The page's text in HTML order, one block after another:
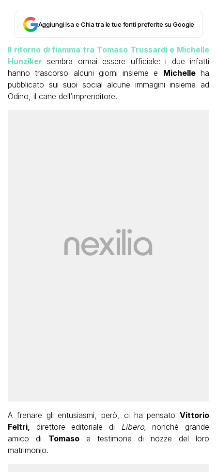
Aggiungi Isa e Chia tra le tue fonti preferite su Google
Il ritorno di fiamma tra Tomaso Trussardi e Michelle
Hunziker sembra ormai essere ufficiale: i due infatti
hanno trascorso alcuni giorni insieme e Michelleha
pubblicato sui suoi social alcune immagini insieme ad
Odino, il cane dell’imprenditore.
A frenare gli entusiasmi, però, ci ha pensato Vittorio
Feltri, direttore editoriale di Libero, nonché grande
amico di Tomasoe testimone di nozze del loro
matrimonio.